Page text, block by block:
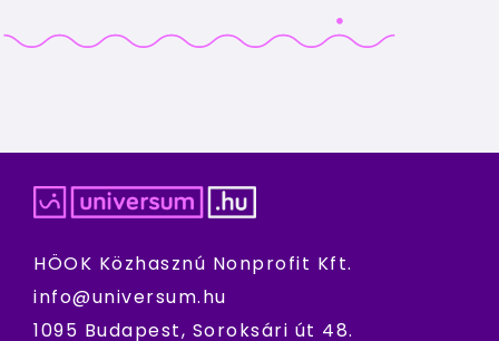
HÖOK Közhasznú Nonprofit Kft.
info@universum.hu
1095 Budapest, Soroksári út 48.